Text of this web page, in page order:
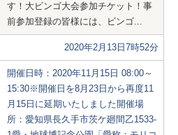
す！大ビンゴ大会参加チケット！事
前参加登録の皆様には、ビンゴ...
2020年2月13日7時52分
開催日時：2020年11月15日 08:00～
15:30※開催日を8月23日から再度11
月15日に延期いたしました開催場
所：愛知県長久手市茨ケ廻間乙1533-